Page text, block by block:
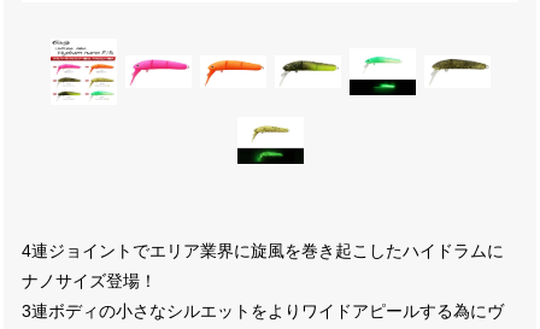
4連ジョイントでエリア業界に旋風を巻き起こしたハイドラムに
ナノサイズ登場！
3連ボディの小さなシルエットをよりワイドアピールする為にヴ